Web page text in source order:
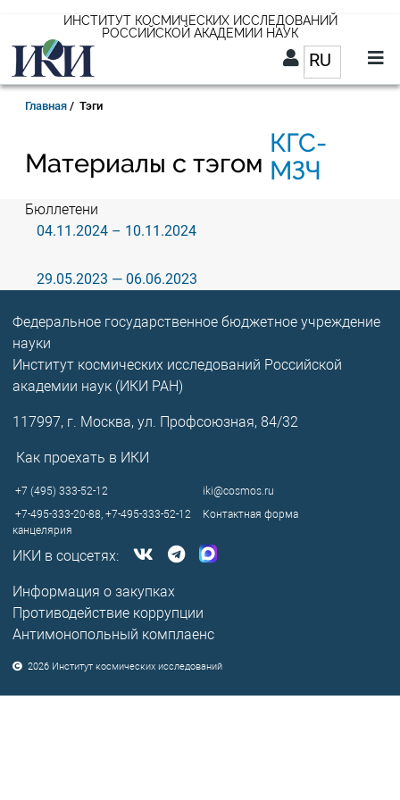
основному
содержанию
ИНСТИТУТ КОСМИЧЕСКИХ ИССЛЕДОВАНИЙ
РОССИЙСКОЙ АКАДЕМИИ НАУК
RUСписок
RU
Строка
Главная Тэги
Материалы с тэгом
КГС-
МЗЧ
Бюллетени
04.11.2024 – 10.11.2024
29.05.2023 — 06.06.2023
Федеральное государственное бюджетное учреждение
науки
Институт космических исследований Российской
академии наук (ИКИ РАН)
117997, г. Москва, ул. Профсоюзная, 84/32
Как проехать в ИКИ
+7 (495) 333-52-12
iki@cosmos.ru
+7-495-333-20-88,+7-495-333-52-12
канцелярия
Контактная форма
ИКИ в соцсетях:
Информация о закупках
Противодействие коррупции
Антимонопольный комплаенс
2026 Институт космических исследований